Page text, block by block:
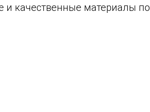
и качественные материалы по